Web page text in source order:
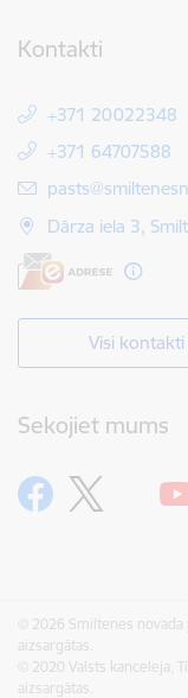
Kontakti
+371 20022348
+371 64707588
E-pasts:
Dārza iela 3,
Visi kontakti
Sekojiet mums
© 2026 Smiltenes
aizsargātas.
© 2020 Valsts kanceleja,
aizsargātas.